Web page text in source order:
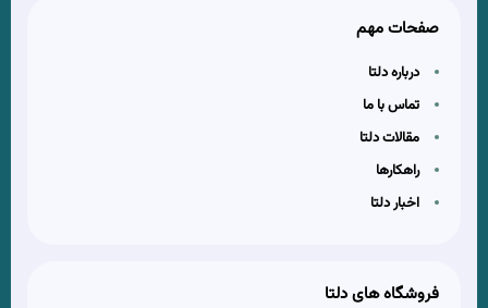
صفحات مهم
درباره دلتا
تماس با ما
مقالات دلتا
راهکارها
اخبار دلتا
فروشگاه های دلتا